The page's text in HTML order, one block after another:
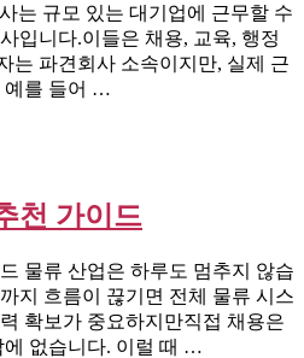
는 규모 있는 대기업에 근무할 수
입니다.이들은 채용, 교육, 행정
는 파견회사 소속이지만, 실제 근
예를 들어 …
천 가이드
물류 산업은 하루도 멈추지 않습
지 흐름이 끊기면 전체 물류 시스
확보가 중요하지만직접 채용은
에 없습니다. 이럴 때 …